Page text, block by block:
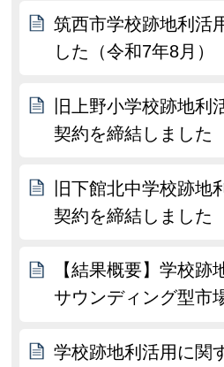
筑西市学校跡地利活
した（令和7年8月）
旧上野小学校跡地利
契約を締結しました
旧下館北中学校跡地
契約を締結しました
【結果概要】学校跡
サウンディング型市
学校跡地利活用に関